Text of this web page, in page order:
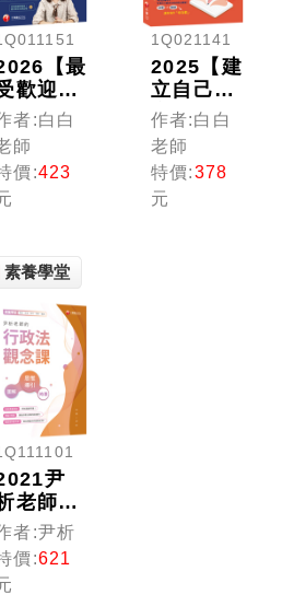
【最
歡迎的
開課老
，突破
萬觀
】重量
國學與
養學堂）
者:白白
師
價:423
1Q021141
2025【建
立自己的
寫作素材
庫】輕量
級學測國
寫-十大
單元輕鬆
作者:白白
老師
特價:378
元
素養學堂
尹
老師的
政法觀
課----
解、時
、思惟
者:尹析
價:621